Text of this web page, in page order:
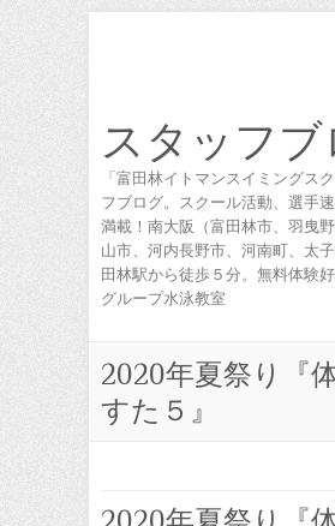
スタッフブ
「富田林イトマンスイミングス
フブログ。スクール活動、選手
満載！南大阪（富田林市、羽曳
山市、河内長野市、河南町、太
田林駅から徒歩５分。無料体験
グループ水泳教室
2020年夏祭り『
すた５』